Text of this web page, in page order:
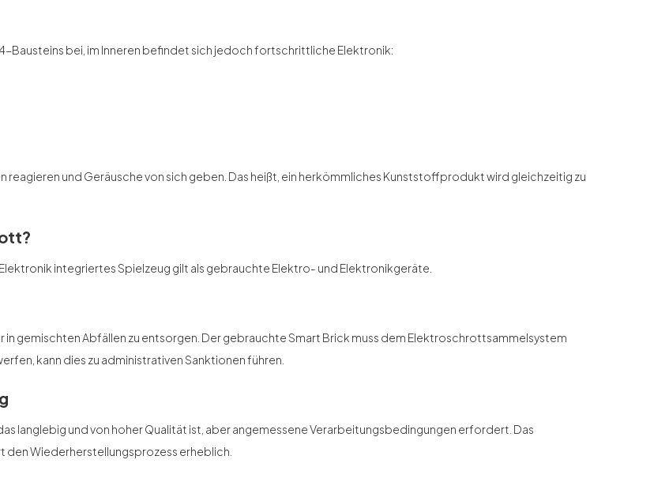
Bausteins bei, im Inneren befindet sich jedoch fortschrittliche Elektronik:
und Geräusche von sich geben. Das heißt, ein herkömmliches Kunststoffprodukt wird gleichzeitig zu
integriertes Spielzeug gilt als gebrauchte Elektro- und Elektronikgeräte.
in gemischten Abfällen zu entsorgen. Der gebrauchte Smart Brick muss dem Elektroschrottsammelsystem
kann dies zu administrativen Sanktionen führen.
langlebig und von hoher Qualität ist, aber angemessene Verarbeitungsbedingungen erfordert. Das
den Wiederherstellungsprozess erheblich.